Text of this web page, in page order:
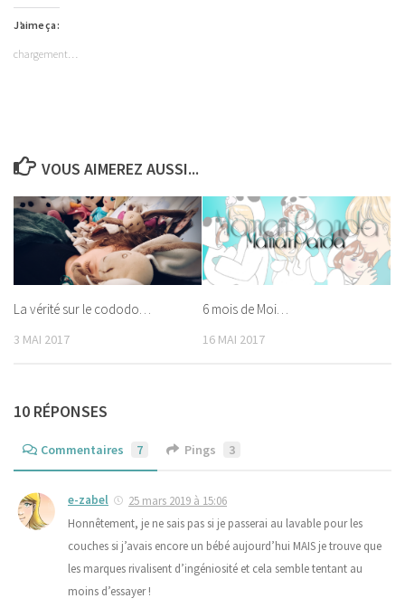
J’aime ça :
chargement…
VOUS AIMEREZ AUSSI...
La vérité sur le cododo…
3 MAI 2017
6 mois de Moi…
16 MAI 2017
10 RÉPONSES
Commentaires 7 Pings 3
e-zabel
25 mars 2019 à 15:06
Honnêtement, je ne sais pas si je passerai au lavable pour les
couches si j’avais encore un bébé aujourd’hui MAIS je trouve que
les marques rivalisent d’ingéniosité et cela semble tentant au
moins d’essayer !